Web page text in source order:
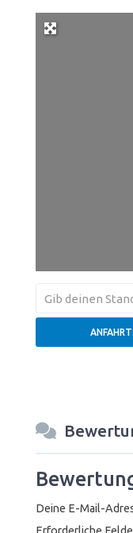
Deine E-Mail-
Erforderliche